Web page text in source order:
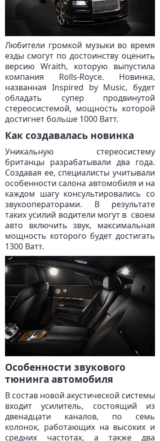
Любители громкой музыки во время
езды смогут по достоинству оценить
версию Wraith, которую выпустила
компания Rolls-Royce. Новинка,
названная Inspired by Music, будет
обладать супер продвинутой
стереосистемой, мощность которой
достигнет больше 1000 Ватт.
Как создавалась новинка
Уникальную стереосистему
британцы разрабатывали два года.
Создавая ее, специалисты учитывали
особенности салона автомобиля и на
каждом шагу консультировались со
звукооператорами. В результате
таких усилий водители могут в своем
авто включить звук, максимальная
мощность которого будет достигать
1300 Ватт.
Особенности звукового
тюнинга автомобиля
В состав новой акустической системы
входит усилитель, состоящий из
двенадцати каналов, по семь
колонок, работающих на высоких и
средних частотах, а также два